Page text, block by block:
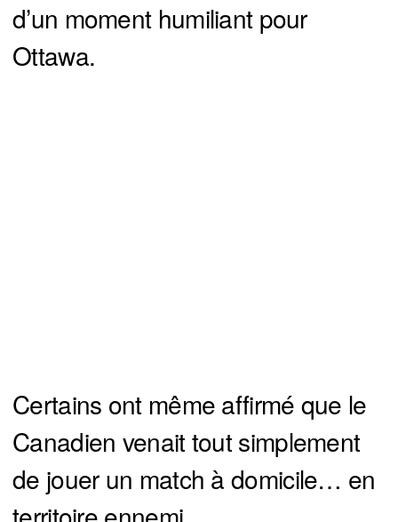
d’un moment humiliant pour
Ottawa.
Certains ont même affirmé que le
Canadien venait tout simplement
de jouer un match à domicile… en